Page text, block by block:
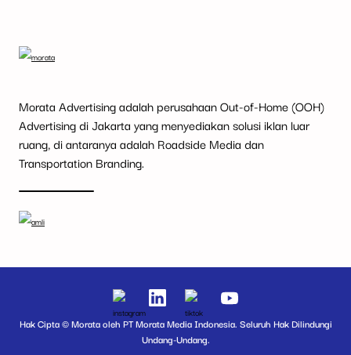
Morata Advertising adalah perusahaan Out-of-Home (OOH)
Advertising di Jakarta yang menyediakan solusi iklan luar
ruang, di antaranya adalah Roadside Media dan
Transportation Branding.
Hak Cipta © Morata oleh PT Morata Media Indonesia. Seluruh Hak Dilindungi
Undang-Undang.